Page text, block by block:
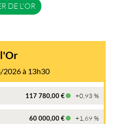
DE L'OR
2026 à 13h30
117 780,00 € +0,93 %
60 000,00 € +1,69 %